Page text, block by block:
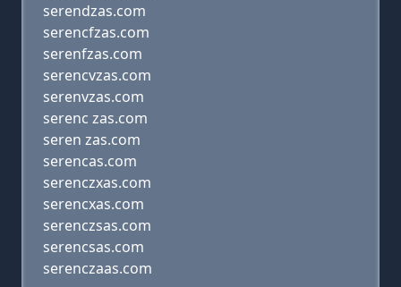
serendzas.com
serencfzas.com
serenfzas.com
serencvzas.com
serenvzas.com
serenc zas.com
seren zas.com
serencas.com
serenczxas.com
serencxas.com
serenczsas.com
serencsas.com
serenczaas.com